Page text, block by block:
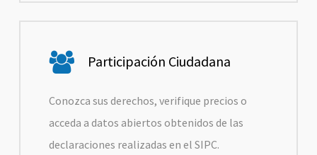
Participación Ciudadana
Conozca sus derechos, verifique precios o
acceda a datos abiertos obtenidos de las
declaraciones realizadas en el SIPC.